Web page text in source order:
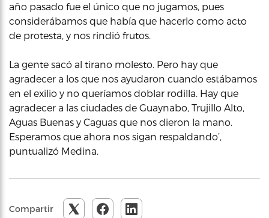
año pasado fue el único que no jugamos, pues
considerábamos que había que hacerlo como acto
de protesta, y nos rindió frutos.
La gente sacó al tirano molesto. Pero hay que
agradecer a los que nos ayudaron cuando estábamos
en el exilio y no queríamos doblar rodilla. Hay que
agradecer a las ciudades de Guaynabo, Trujillo Alto,
Aguas Buenas y Caguas que nos dieron la mano.
Esperamos que ahora nos sigan respaldando’,
puntualizó Medina.
Compartir